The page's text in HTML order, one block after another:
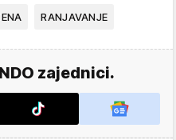
RANJAVANJE
zajednici.